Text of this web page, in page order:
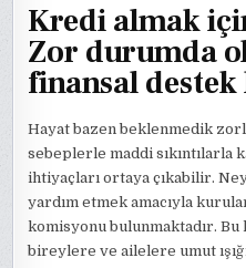
Kredi almak
Zor durumda
finansal
Hayat bazen beklenmedik
sebeplerle maddi sıkıntılarla
ihtiyaçları ortaya çıkabilir.
yardım etmek amacıyla
komisyonu bulunmaktadır.
bireylere ve ailelere umut